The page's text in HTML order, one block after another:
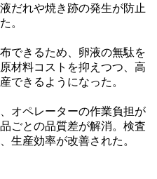
だれや焼き跡の発生が防止
。
できるため、卵液の無駄を
材料コストを抑えつつ、高
できるようになった。
オペレーターの作業負担が
ごとの品質差が解消。検査
生産効率が改善された。